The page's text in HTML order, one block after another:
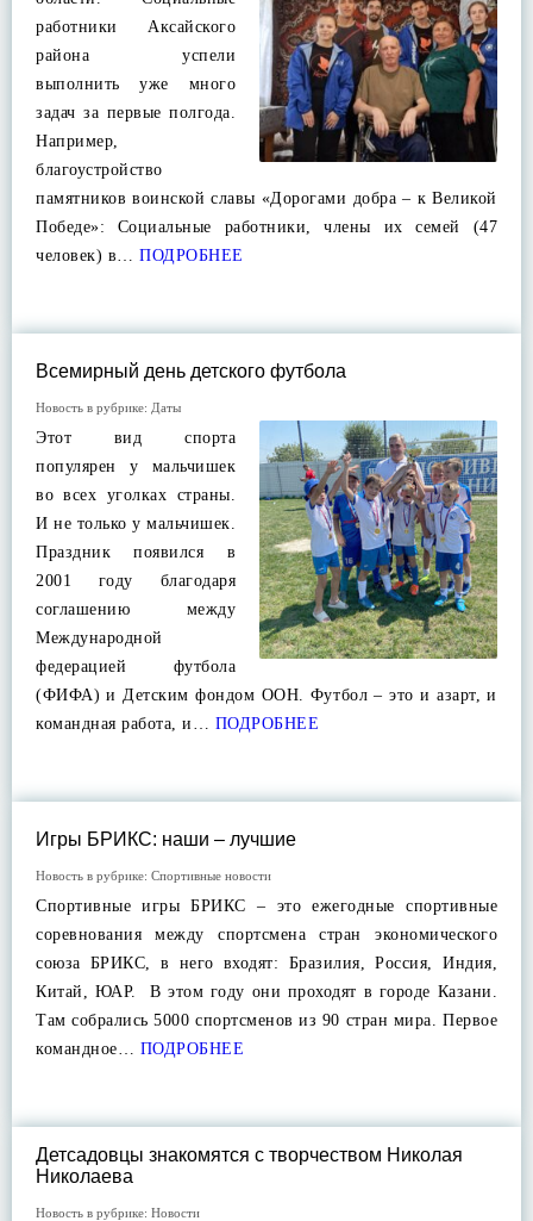
работники Аксайского
района успели
выполнить уже много
задач за первые полгода.
Например,
благоустройство
памятников воинской славы «Дорогами добра – к Великой
Победе»: Социальные работники, члены их семей (47
человек) в… ПОДРОБНЕЕ
Всемирный день детского футбола
Новость в рубрике: Даты
Этот вид спорта
популярен у мальчишек
во всех уголках страны.
И не только у мальчишек.
Праздник появился в
2001 году благодаря
соглашению между
Международной
федерацией футбола
(ФИФА) и Детским фондом ООН. Футбол – это и азарт, и
командная работа, и… ПОДРОБНЕЕ
Игры БРИКС: наши – лучшие
Новость в рубрике: Спортивные новости
Спортивные игры БРИКС – это ежегодные спортивные
соревнования между спортсмена стран экономического
союза БРИКС, в него входят: Бразилия, Россия, Индия,
Китай, ЮАР. В этом году они проходят в городе Казани.
Там собрались 5000 спортсменов из 90 стран мира. Первое
командное… ПОДРОБНЕЕ
Детсадовцы знакомятся с творчеством Николая
Николаева
Новость в рубрике: Новости